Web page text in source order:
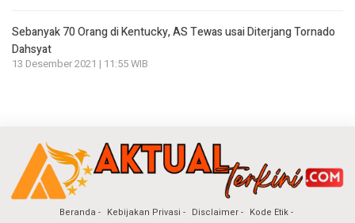
Sebanyak 70 Orang di Kentucky, AS Tewas usai Diterjang Tornado
Dahsyat
13 Desember 2021 | 11:55 WIB
Beranda Kebijakan Privasi Disclaimer
Kode Etik